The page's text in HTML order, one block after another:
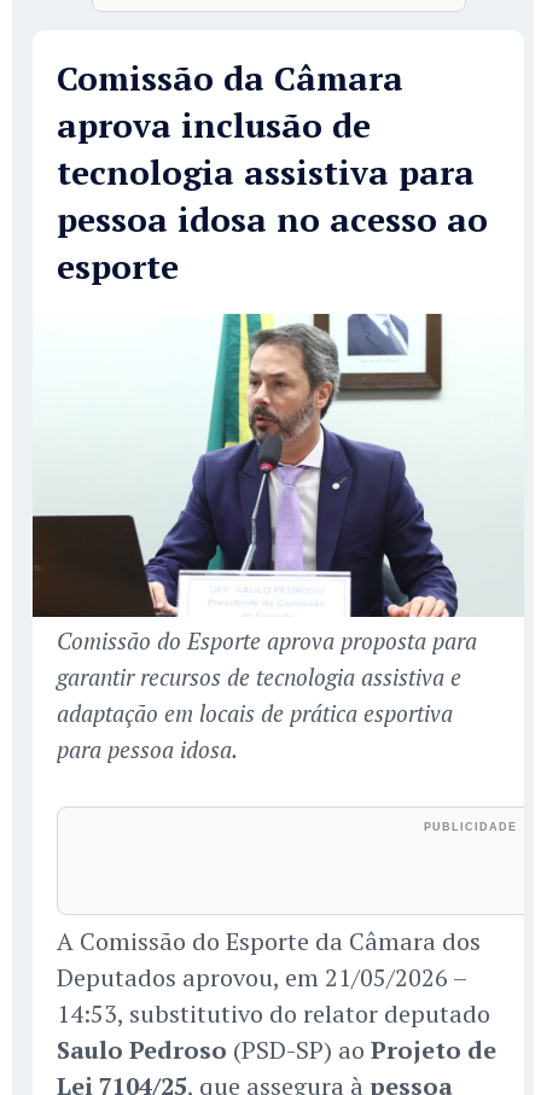
Comissão da Câmara
aprova inclusão de
tecnologia assistiva para
pessoa idosa no acesso ao
esporte
Comissão do Esporte aprova proposta para
garantir recursos de tecnologia assistiva e
adaptação em locais de prática esportiva
para pessoa idosa.
A Comissão do Esporte da Câmara dos
Deputados aprovou, em 21/05/2026 –
14:53, substitutivo do relator deputado
Saulo Pedroso (PSD-SP) ao Projeto de
Lei 7104/25, que assegura à pessoa